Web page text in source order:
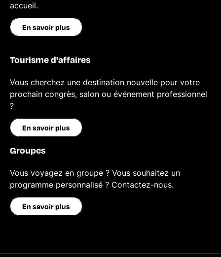
accueil.
En savoir plus
Tourisme d'affaires
Vous cherchez une destination nouvelle pour votre
prochain congrès, salon ou événement professionnel
?
En savoir plus
Groupes
Vous voyagez en groupe ? Vous souhaitez un
programme personnalisé ? Contactez-nous.
En savoir plus